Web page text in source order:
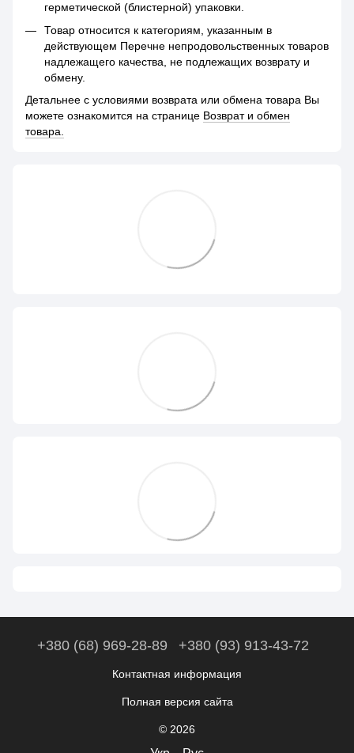
герметической (блистерной) упаковки.
Товар относится к категориям, указанным в
действующем Перечне непродовольственных товаров
надлежащего качества, не подлежащих возврату и
обмену.
Детальнее с условиями возврата или обмена товара Вы
можете ознакомится на странице Возврат и обмен
товара.
+380 (68) 969-28-89 +380 (93) 913-43-72
Контактная информация
Полная версия сайта
© 2026